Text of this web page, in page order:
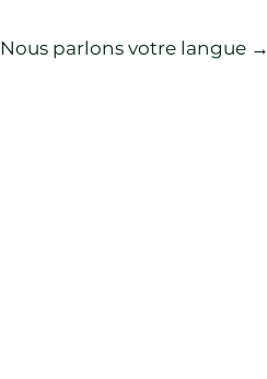
Nous parlons votre langue →